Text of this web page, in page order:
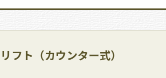
フト（カウンター式）